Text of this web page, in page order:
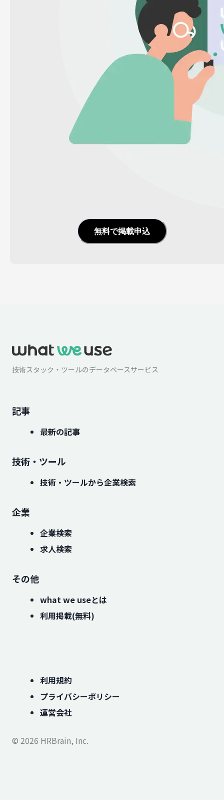
無料で掲載申込
技術スタック・ツールのデータベースサービス
記事
最新の記事
技術・ツール
技術・ツールから企業検索
企業
企業検索
求人検索
その他
what we useとは
利用掲載(無料)
利用規約
プライバシーポリシー
運営会社
© 2026 HRBrain, Inc.